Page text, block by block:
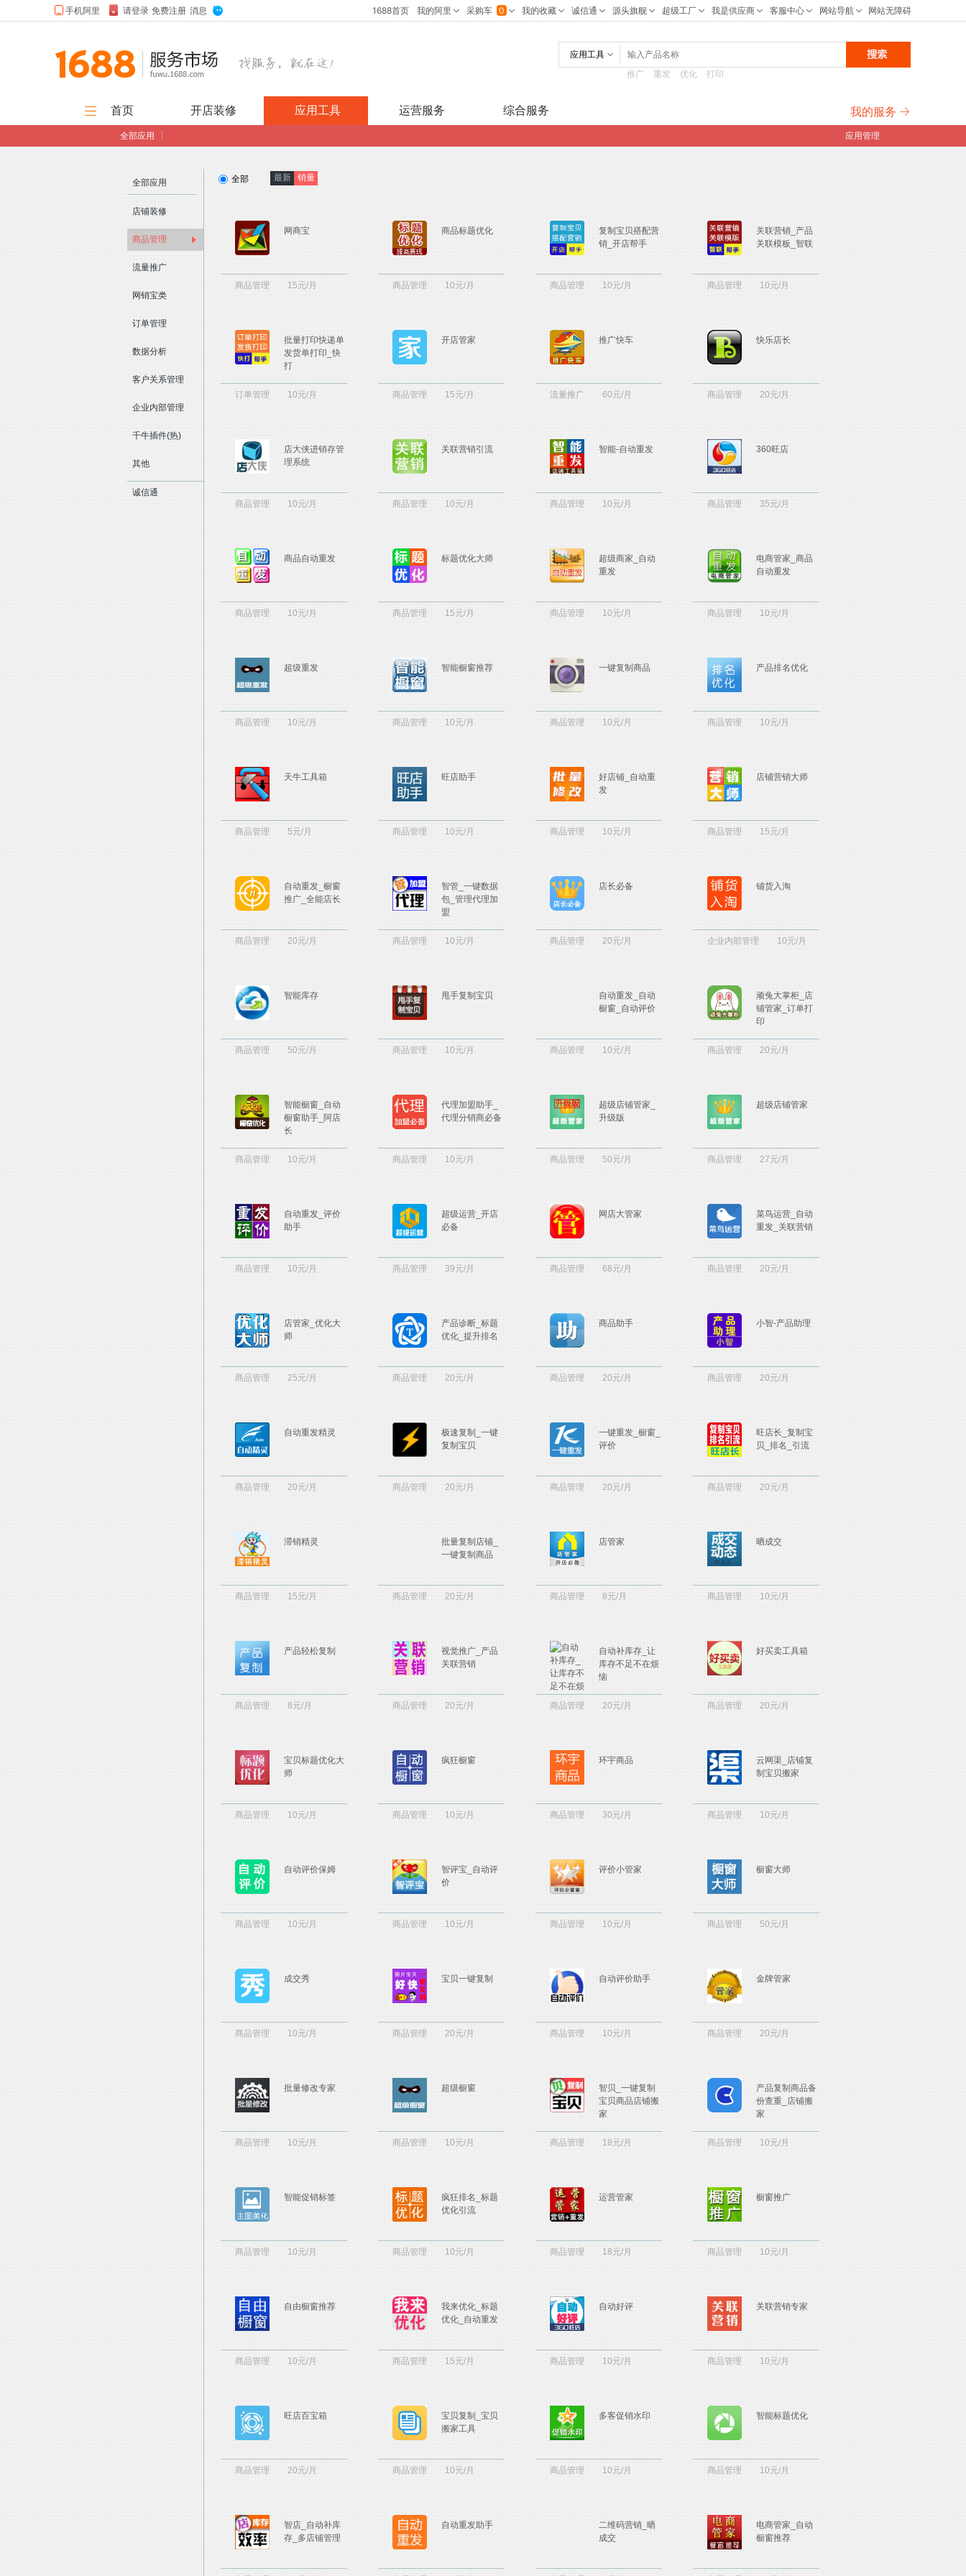
应用工具
推广
重发 优化 打印
首页
旺铺装修 图片美化 店招设计
官网模板
服饰模板
订单管理 流量推广 店铺装修
企业ERP
客户管理
整店代运营
培训咨询 质检服务
开店装修 应用工具 运营服务 综合服务 我的服务
全部应用 应用管理
全部应用
店铺装修
商品管理
流量推广
网销宝类
订单管理
数据分析
客户关系管理
企业内部管理
千牛插件(热)
其他
诚信通
全部 最新 销量
网商宝
商品管理 15元/月
商品标题优化
商品管理 10元/月
复制宝贝搭配营
销_开店帮手
商品管理 10元/月
关联营销_产品
关联模板_智联
商品管理 10元/月
批量打印快递单
发货单打印_快
打
订单管理 10元/月
开店管家
商品管理 15元/月
推广快车
流量推广 60元/月
快乐店长
商品管理 20元/月
店大侠进销存管
理系统
商品管理 10元/月
关联营销引流
商品管理 10元/月
智能-自动重发
商品管理 10元/月
360旺店
商品管理 35元/月
商品自动重发
商品管理 10元/月
标题优化大师
商品管理 15元/月
超级商家_自动
重发
商品管理 10元/月
电商管家_商品
自动重发
商品管理 10元/月
超级重发
商品管理 10元/月
智能橱窗推荐
商品管理 10元/月
一键复制商品
商品管理 10元/月
产品排名优化
商品管理 10元/月
天牛工具箱
商品管理 5元/月
旺店助手
商品管理 10元/月
好店铺_自动重
发
商品管理 10元/月
店铺营销大师
商品管理 15元/月
自动重发_橱窗
推广_全能店长
商品管理 20元/月
智管_一键数据
包_管理代理加
盟
商品管理 10元/月
店长必备
商品管理 20元/月
铺货入淘
企业内部管理 10元/月
智能库存
商品管理 50元/月
甩手复制宝贝
商品管理 10元/月
自动重发_自动
橱窗_自动评价
商品管理 10元/月
顽兔大掌柜_店
铺管家_订单打
印
商品管理 20元/月
智能橱窗_自动
橱窗助手_阿店
长
商品管理 10元/月
代理加盟助手_
代理分销商必备
商品管理 10元/月
超级店铺管家_
升级版
商品管理 50元/月
超级店铺管家
商品管理 27元/月
自动重发_评价
助手
商品管理 10元/月
超级运营_开店
必备
商品管理 39元/月
网店大管家
商品管理 68元/月
菜鸟运营_自动
重发_关联营销
商品管理 20元/月
店管家_优化大
师
商品管理 25元/月
产品诊断_标题
优化_提升排名
商品管理 20元/月
商品助手
商品管理 20元/月
小智-产品助理
商品管理 20元/月
自动重发精灵
商品管理 20元/月
极速复制_一键
复制宝贝
商品管理 20元/月
一键重发_橱窗_
评价
商品管理 20元/月
旺店长_复制宝
贝_排名_引流
商品管理 20元/月
滞销精灵
商品管理 15元/月
批量复制店铺_
一键复制商品
商品管理 20元/月
店管家
商品管理 8元/月
晒成交
商品管理 10元/月
产品轻松复制
商品管理 8元/月
视觉推广_产品
关联营销
商品管理 20元/月
自动补库存_让
库存不足不在烦
恼
商品管理 20元/月
好买卖工具箱
商品管理 20元/月
宝贝标题优化大
师
商品管理 10元/月
疯狂橱窗
商品管理 10元/月
环宇商品
商品管理 30元/月
云网渠_店铺复
制宝贝搬家
商品管理 10元/月
自动评价保姆
商品管理 10元/月
智评宝_自动评
价
商品管理 10元/月
评价小管家
商品管理 10元/月
橱窗大师
商品管理 50元/月
成交秀
商品管理 10元/月
宝贝一键复制
商品管理 20元/月
自动评价助手
商品管理 10元/月
金牌管家
商品管理 20元/月
批量修改专家
商品管理 10元/月
超级橱窗
商品管理 10元/月
智贝_一键复制
宝贝商品店铺搬
家
商品管理 18元/月
产品复制商品备
份查重_店铺搬
家
商品管理 10元/月
智能促销标签
商品管理 10元/月
疯狂排名_标题
优化引流
商品管理 10元/月
运营管家
商品管理 18元/月
橱窗推广
商品管理 10元/月
自由橱窗推荐
商品管理 10元/月
我来优化_标题
优化_自动重发
商品管理 15元/月
自动好评
商品管理 10元/月
关联营销专家
商品管理 10元/月
旺店百宝箱
商品管理 20元/月
宝贝复制_宝贝
搬家工具
商品管理 10元/月
多客促销水印
商品管理 10元/月
智能标题优化
商品管理 10元/月
智店_自动补库
存_多店铺管理
自动重发助手
二维码营销_晒
成交
电商管家_自动
橱窗推荐